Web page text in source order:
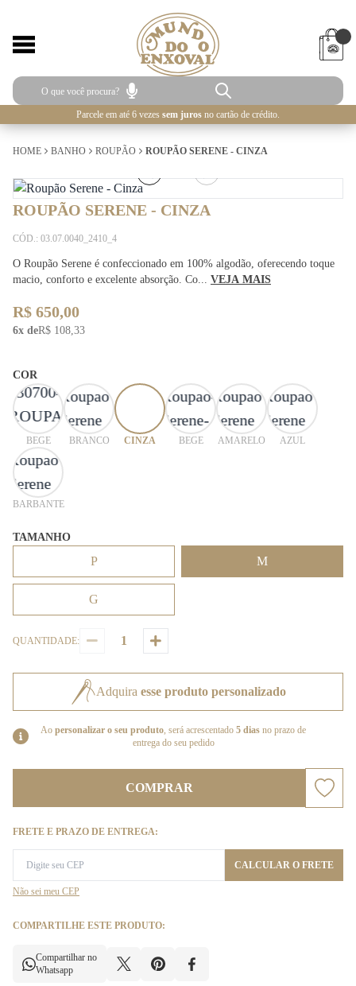
Parcele em até 6 vezes sem juros no cartão de crédito.
HOME BANHO ROUPÃO ROUPÃO SERENE - CINZA
ROUPÃO SERENE - CINZA
CÓD.: 03.07.0040_2410_4
O Roupão Serene é confeccionado em 100% algodão, oferecendo toque
macio, conforto e excelente absorção. Co... VEJA MAIS
R$ 650,00
6x deR$ 108,33
COR
BEGE BRANCO CINZA BEGE AMARELO AZUL
BARBANTE
TAMANHO
P M
G
QUANTIDADE:
Adquira esse produto personalizado
Ao personalizar o seu produto, será acrescentado 5 dias no prazo de
entrega do seu pedido
COMPRAR
FRETE E PRAZO DE ENTREGA:
CALCULAR O FRETE
Não sei meu CEP
COMPARTILHE ESTE PRODUTO:
Compartilhar no
Whatsapp